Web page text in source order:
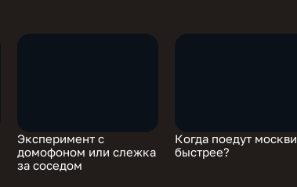
Эксперимент с
домофоном или слежка
за соседом
Когда поедут
быстрее?